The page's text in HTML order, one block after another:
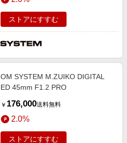
ストアにすすむ
OM SYSTEM M.ZUIKO DIGITAL
ED 45mm F1.2 PRO
￥ 176,000送料無料
2.0%
ストアにすすむ